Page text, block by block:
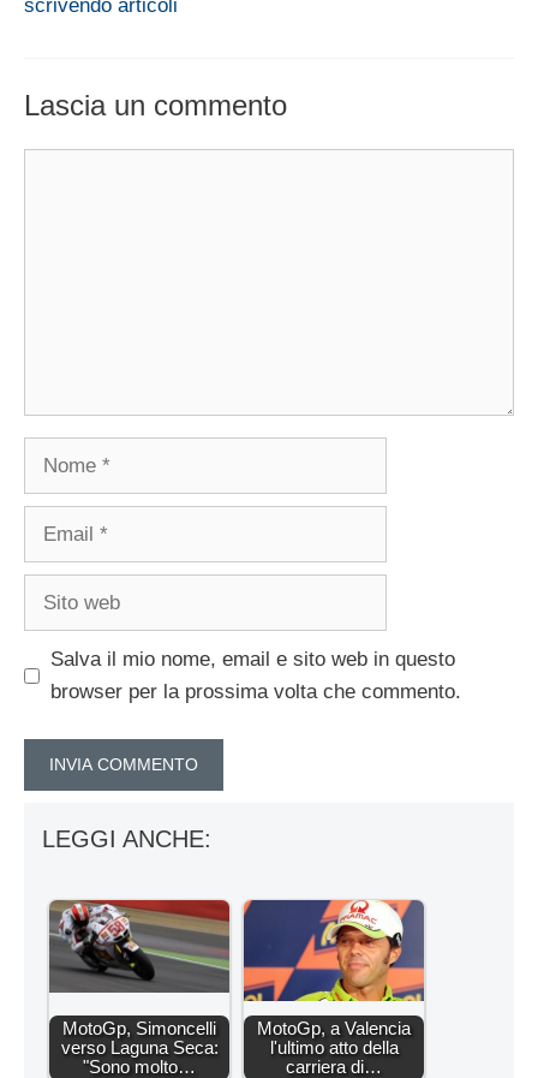
scrivendo articoli
Lascia un commento
Nome
Email
Sito
Salva il mio nome, email e sito web in questo
browser per la prossima volta che commento.
LEGGI ANCHE:
MotoGp, Simoncelli
verso Laguna Seca:
"Sono molto…
MotoGp, a Valencia
l'ultimo atto della
carriera di…